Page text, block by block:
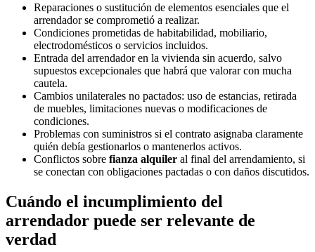
Reparaciones o sustitución de elementos esenciales que el
arrendador se comprometió a realizar.
Condiciones prometidas de habitabilidad, mobiliario,
electrodomésticos o servicios incluidos.
Entrada del arrendador en la vivienda sin acuerdo, salvo
supuestos excepcionales que habrá que valorar con mucha
cautela.
Cambios unilaterales no pactados: uso de estancias, retirada
de muebles, limitaciones nuevas o modificaciones de
condiciones.
Problemas con suministros si el contrato asignaba claramente
quién debía gestionarlos o mantenerlos activos.
Conflictos sobre fianza alquiler al final del arrendamiento, si
se conectan con obligaciones pactadas o con daños discutidos.
Cuándo el incumplimiento del
arrendador puede ser relevante de
verdad